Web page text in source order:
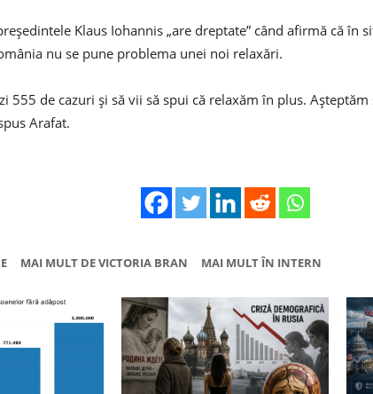
Klaus Iohannis „are dreptate” când afirmă că în
nu se pune problema unei noi relaxări.
555 de cazuri și să vii să spui că relaxăm în plus.
Arafat.
MAI MULT DE VICTORIA BRAN MAI MULT ÎN INTERN